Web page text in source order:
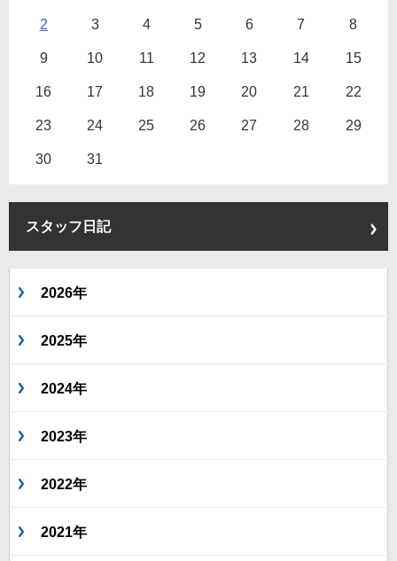
2 3 4 5 6 7 8
9 10 11 12 13 14 15
16 17 18 19 20 21 22
23 24 25 26 27 28 29
30 31
スタッフ日記
2026年
2025年
2024年
2023年
2022年
2021年